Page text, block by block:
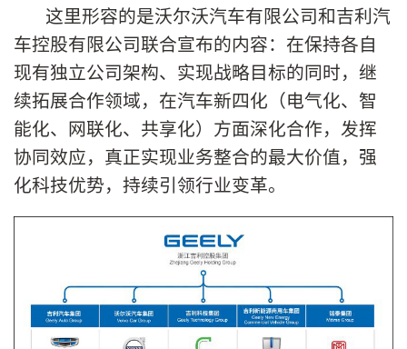
这里形容的是沃尔沃汽车有限公司和吉利汽
车控股有限公司联合宣布的内容：在保持各自
现有独立公司架构、实现战略目标的同时，继
续拓展合作领域，在汽车新四化（电气化、智
能化、网联化、共享化）方面深化合作，发挥
协同效应，真正实现业务整合的最大价值，强
化科技优势，持续引领行业变革。